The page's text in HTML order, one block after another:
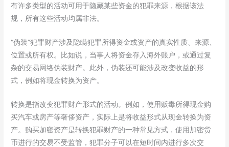
有许多类型的活动可用于隐藏某些资金的犯罪来源，根据该法
规，所有这些活动均属非法。
“伪装”犯罪财产涉及隐瞒犯罪所得资金或资产的真实性质、来源、
位置或所有权。比如说，当事人将资金存入海外账户，或通过复
杂的交易网络伪装财产。此外，伪装还可能涉及改变收益的形
式，例如将现金转换为资产。
转换是指改变犯罪财产形式的活动。例如，使用贩毒所得现金购
买汽车或房产等奢侈资产，实际上是将收益形式从现金转换为资
产。购买加密资产是转换犯罪财产的一种常见方式，使用加密货
币进行的交易不受监管，犯罪分子可以在短时间内进行多次交